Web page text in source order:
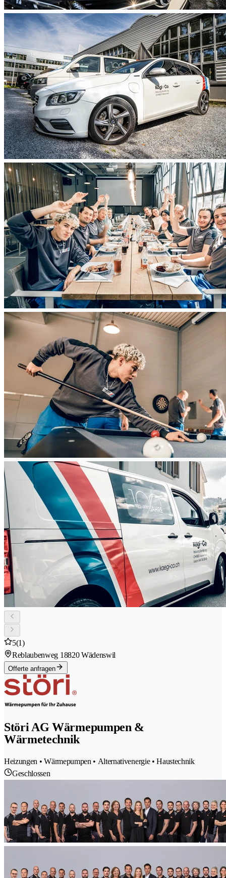
5(1)
Reblaubenweg 18820 Wädenswil
Offerte anfragen
Störi AG Wärmepumpen &
Wärmetechnik
Heizungen • Wärmepumpen • Alternativenergie • Haustechnik
Geschlossen